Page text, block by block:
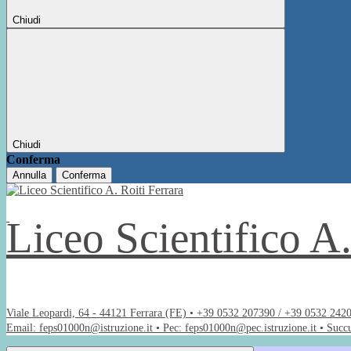
Chiudi
Chiudi
Conferma
Annulla Conferma
Liceo Scientifico
Viale Leopardi, 64 - 44121 Ferrara (FE) • +39 0532 207390 / +39 0532
Email: feps01000n@istruzione.it • Pec: feps01000n@pec.istruzione.it •